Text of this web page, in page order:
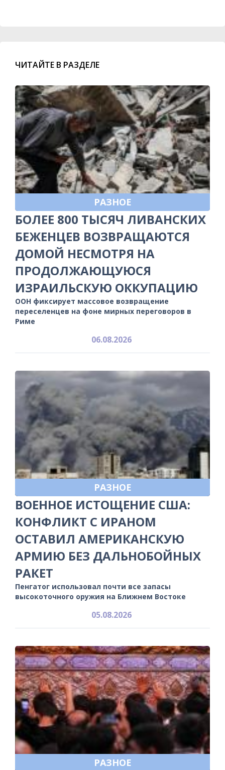
ЧИТАЙТЕ В РАЗДЕЛЕ
РАЗНОЕ
БОЛЕЕ 800 ТЫСЯЧ ЛИВАНСКИХ
БЕЖЕНЦЕВ ВОЗВРАЩАЮТСЯ
ДОМОЙ НЕСМОТРЯ НА
ПРОДОЛЖАЮЩУЮСЯ
ИЗРАИЛЬСКУЮ ОККУПАЦИЮ
ООН фиксирует массовое возвращение
переселенцев на фоне мирных переговоров в
Риме
06.08.2026
РАЗНОЕ
ВОЕННОЕ ИСТОЩЕНИЕ США:
КОНФЛИКТ С ИРАНОМ
ОСТАВИЛ АМЕРИКАНСКУЮ
АРМИЮ БЕЗ ДАЛЬНОБОЙНЫХ
РАКЕТ
Пенгатог использовал почти все запасы
высокоточного оружия на Ближнем Востоке
05.08.2026
РАЗНОЕ